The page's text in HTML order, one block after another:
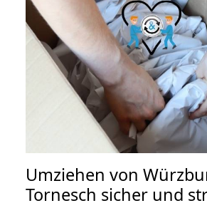
Umziehen von
Tornesch sicher und